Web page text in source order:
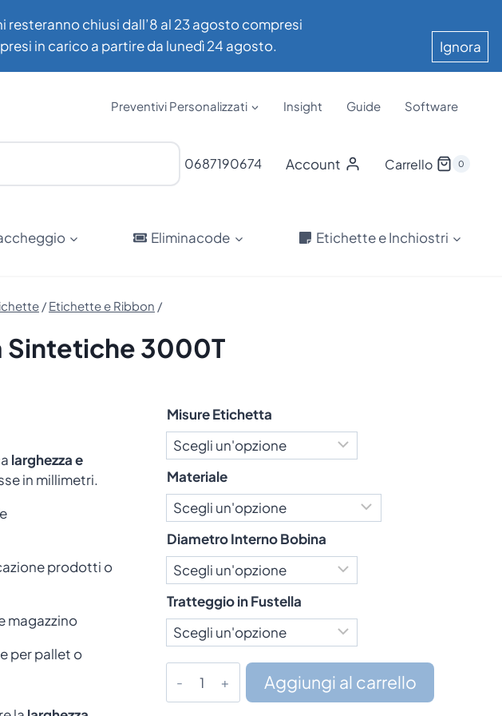
chiusi dall’8 al 23 agosto compresi
in carico a partire da lunedì 24 agosto.
Ignora
Preventivi Personalizzati Insight Guide Software
0687190674 Account Carrello 0
Eliminacode Etichette e Inchiostri
/ Etichette e Ribbon /
Sintetiche 3000T
larghezza e
in millimetri.
prodotti o
per pallet o
Misure Etichetta
Materiale
Diametro Interno Bobina
Tratteggio in Fustella
Aggiungi al carrello